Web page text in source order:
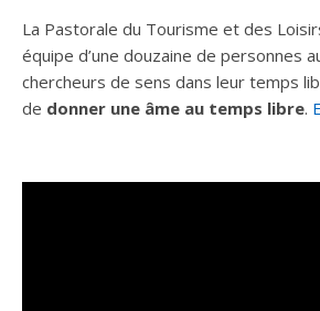
La Pastorale du Tourisme et des
équipe d’une douzaine de personnes
chercheurs de sens dans leur temps
de donner une âme au temps libre.